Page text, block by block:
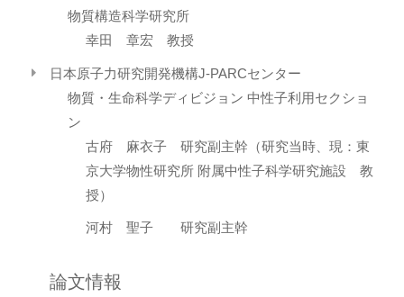
物質構造科学研究所
幸田 章宏 教授
日本原子力研究開発機構J‐PARCセンター
物質・生命科学ディビジョン 中性子利用セクショ
ン
古府 麻衣子 研究副主幹（研究当時、現：東
京大学物性研究所 附属中性子科学研究施設 教
授）
河村 聖子 研究副主幹
論文情報